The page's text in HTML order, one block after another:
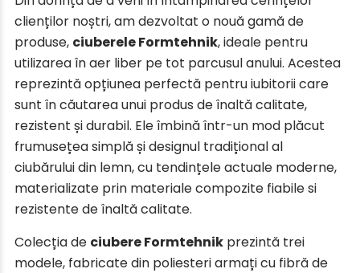
clienților noștri, am dezvoltat o nouă gamă de
produse, ciuberele Formtehnik, ideale pentru
utilizarea în aer liber pe tot parcusul anului. Acestea
reprezintă opțiunea perfectă pentru iubitorii care
sunt în căutarea unui produs de înaltă calitate,
rezistent și durabil. Ele îmbină într-un mod plăcut
frumusețea simplă și designul tradițional al
ciubărului din lemn, cu tendințele actuale moderne,
materializate prin materiale compozite fiabile si
rezistente de înaltă calitate.
Colecția de ciubere Formtehnik prezintă trei
modele, fabricate din poliesteri armați cu fibră de